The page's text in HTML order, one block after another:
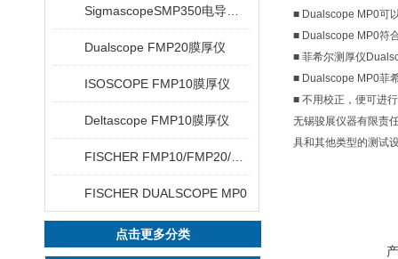
Dualscope FMP20膜厚仪
ISOSCOPE FMP10膜厚仪
Deltascope FMP10膜厚仪
FISCHER DUALSCOPE MP0
点击更多分类
■ Dualscope MP0可
■ Dualscope MP0符
■ 菲希尔测厚仪
■ Dualscope MP0菲
■ 不用校正，便可进
无锡骏展仪器有限责
具和其他类型的测试